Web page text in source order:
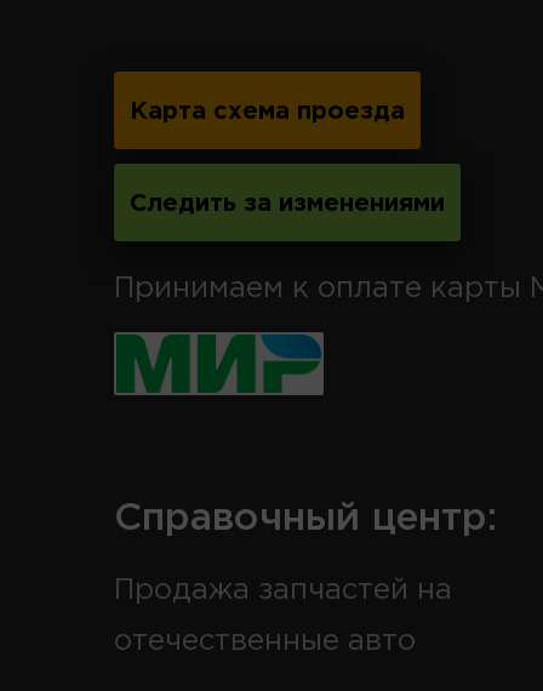
Карта схема проезда
Следить за изменениями
Принимаем к оплате карты
Справочный центр:
Продажа запчастей на
отечественные авто